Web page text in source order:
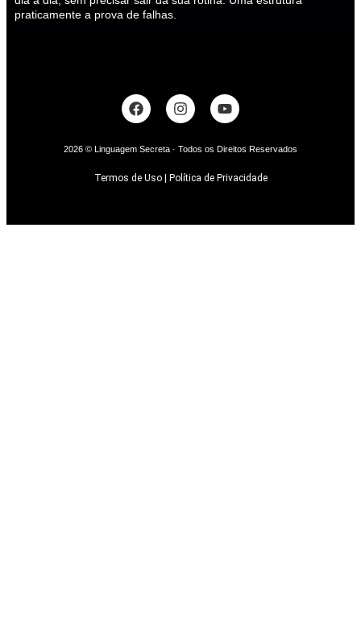
praticamente a prova de falhas.
2026 © Linguagem Secreta · Todos os Direitos Reservados
Termos de Uso | Política de Privacidade